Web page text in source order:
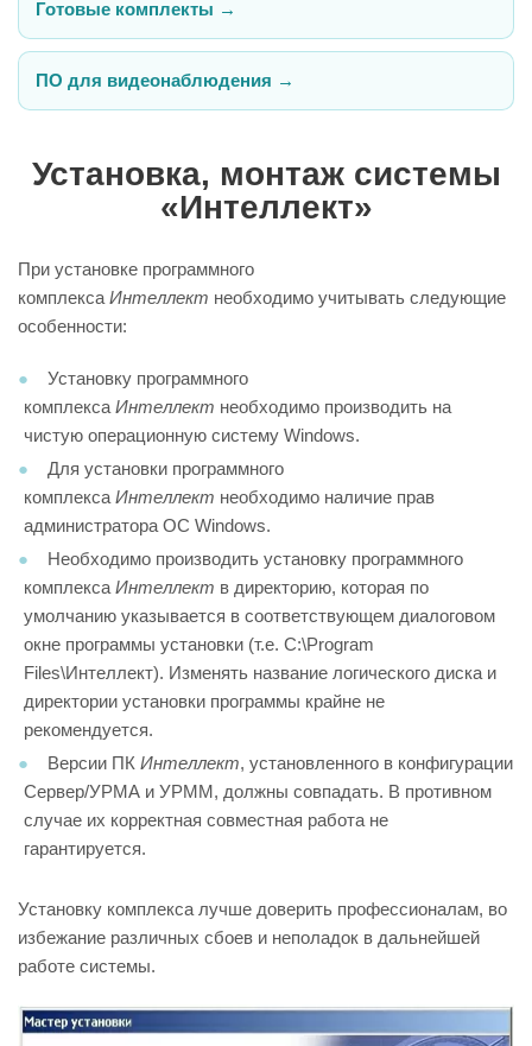
Готовые комплекты →
ПО для видеонаблюдения →
Установка, монтаж системы
«Интеллект»
При установке программного
комплекса Интеллект необходимо учитывать следующие
особенности:
Установку программного
комплекса Интеллект необходимо производить на
чистую операционную систему Windows.
Для установки программного
комплекса Интеллект необходимо наличие прав
администратора ОС Windows.
Необходимо производить установку программного
комплекса Интеллект в директорию, которая по
умолчанию указывается в соответствующем диалоговом
окне программы установки (т.е. C:\Program
Files\Интеллект). Изменять название логического диска и
директории установки программы крайне не
рекомендуется.
Версии ПК Интеллект, установленного в конфигурации
Сервер/УРМА и УРММ, должны совпадать. В противном
случае их корректная совместная работа не
гарантируется.
Установку комплекса лучше доверить профессионалам, во
избежание различных сбоев и неполадок в дальнейшей
работе системы.